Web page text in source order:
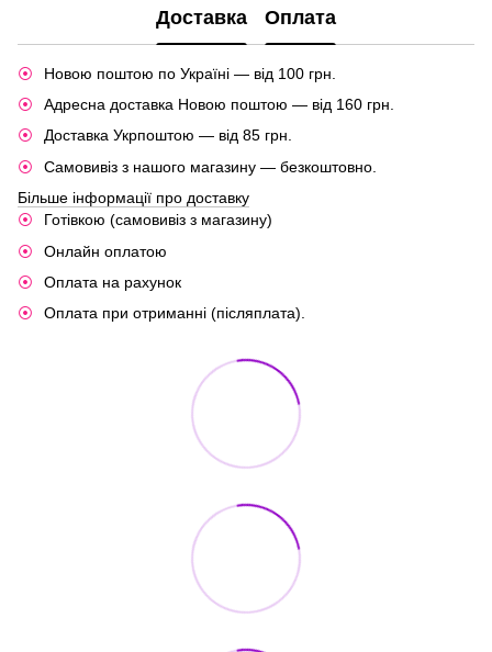
Доставка Оплата
Новою поштою по Україні — від 100 грн.
Адресна доставка Новою поштою — від 160 грн.
Доставка Укрпоштою — від 85 грн.
Самовивіз з нашого магазину — безкоштовно.
Більше інформації про доставку
Готівкою (самовивіз з магазину)
Онлайн оплатою
Оплата на рахунок
Оплата при отриманні (післяплата).